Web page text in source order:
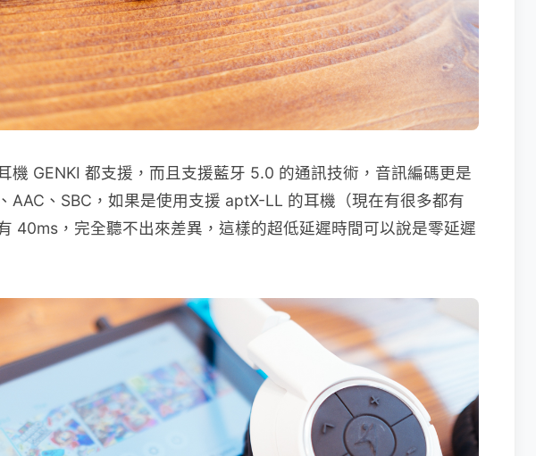
機 GENKI 都支援，而且支援藍牙 5.0 的通訊技術，音訊編碼更是
AAC、SBC，如果是使用支援 aptX-LL 的耳機（現在有很多都有
40ms，完全聽不出來差異，這樣的超低延遲時間可以說是零延遲